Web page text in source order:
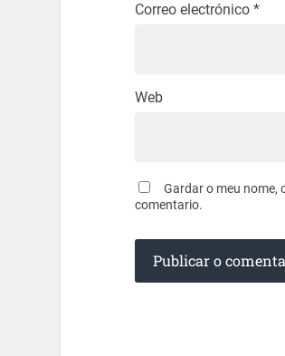
Correo electrónico *
Web
Gardar o meu nome,
comentario.